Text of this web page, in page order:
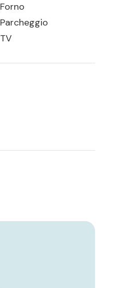
Forno
Parcheggio
TV